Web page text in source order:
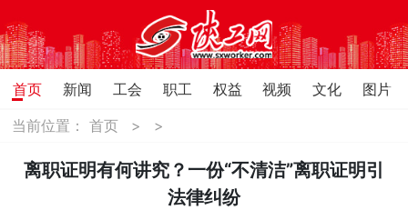
首页 新闻 工会 职工 权益 视频 文化
图片
当前位置：首页 > >
离职证明有何讲究？一份“不清洁”离职证明引
法律纠纷